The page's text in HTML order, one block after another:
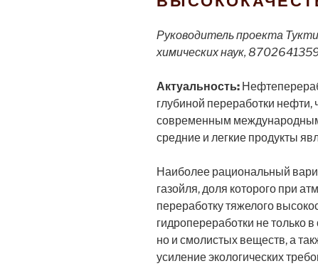
Руководитель проекта
химических наук,
Актуальность:
глубиной переработки
современным
средние и легкие продукты
Наиболее рациональный
газойля, доля которого при
переработку тяжелого
гидропереработки не только
но и смолистых веществ, а
усиление экологических